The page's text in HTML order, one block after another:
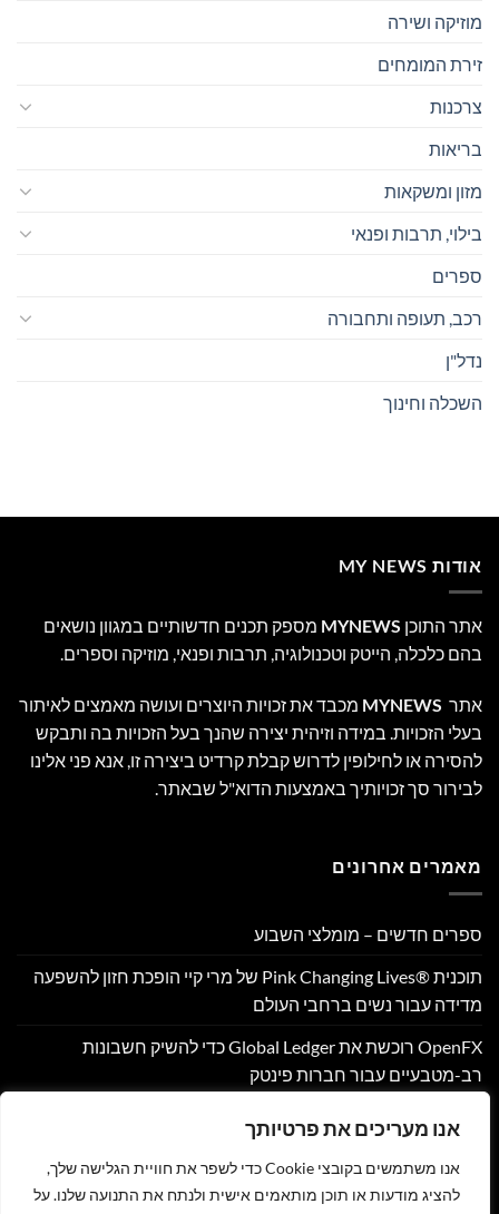
אנו מעריכים את פרטיותך
אנו משתמשים בקובצי Cookie כדי לשפר את חוויית הגלישה שלך,
להציג מודעות או תוכן מותאמים אישית ולנתח את התנועה שלנו. על
מוזיקה ושירה
זירת המומחים
צרכנות
בריאות
מזון ומשקאות
בילוי, תרבות ופנאי
ספרים
רכב, תעופה ותחבורה
נדל"ן
השכלה וחינוך
אודות MY NEWS
אתר התוכן MYNEWS מספק תכנים חדשותיים במגוון נושאים
בהם כלכלה, הייטק וטכנולוגיה, תרבות ופנאי, מוזיקה וספרים.
אתר MYNEWS מכבד את זכויות היוצרים ועושה מאמצים לאיתור
בעלי הזכויות. במידה וזיהית יצירה שהנך בעל הזכויות בה ותבקש
להסירה או לחילופין לדרוש קבלת קרדיט ביצירה זו, אנא פני אלינו
לבירור סך זכויותיך באמצעות הדוא"ל שבאתר.
מאמרים אחרונים
ספרים חדשים – מומלצי השבוע
תוכנית Pink Changing Lives®‎ של מרי קיי הופכת חזון להשפעה
מדידה עבור נשים ברחבי העולם
OpenFX רוכשת את Global Ledger כדי להשיק חשבונות
רב-מטבעיים עבור חברות פינטק
בהסכם שיווק והפניית לקוחות
PU Prime מרחיבה את המסחר בזהב עם השקת XAUUSD247